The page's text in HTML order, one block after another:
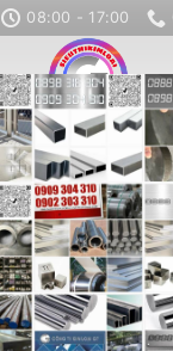
08:00 - 17:00
ZALO CALL
DANH MỤC: